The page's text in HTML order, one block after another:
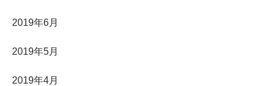
2019年6月
2019年5月
2019年4月